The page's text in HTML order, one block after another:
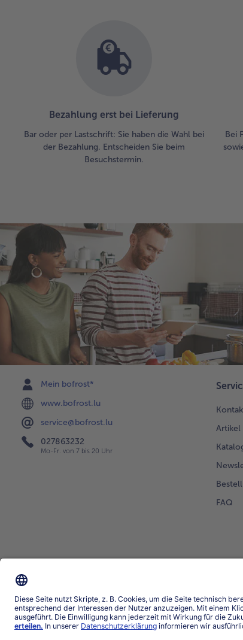
Bezahlung erst bei Lieferung
Bar oder per Lastschrift: Sie haben die Wahl bei
der Bezahlung. Entscheiden Sie beim
Besuchstermin.
Bei
Mein bofrost*
www.bofrost.lu
service@bofrost.lu
027863232
Mo-Fr. von 7 bis 20 Uhr
Artikel
FAQ